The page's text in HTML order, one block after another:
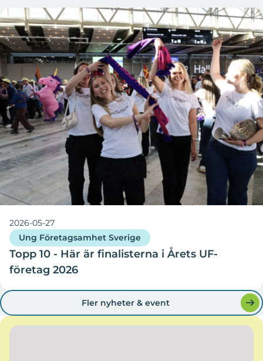
2026-05-27
Ung Företagsamhet Sverige
Topp 10 - Här är finalisterna i Årets UF-
företag 2026
Fler nyheter & event